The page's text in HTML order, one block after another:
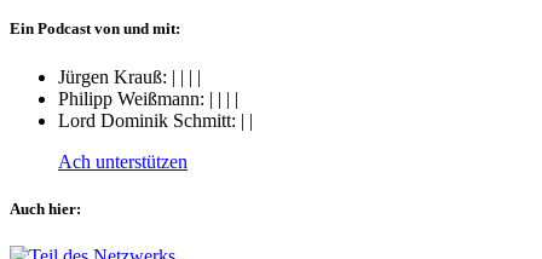
Ein Podcast von und mit:
Jürgen Krauß: | | | |
Philipp Weißmann: | | | |
Lord Dominik Schmitt: | |
Ach unterstützen
Auch hier: